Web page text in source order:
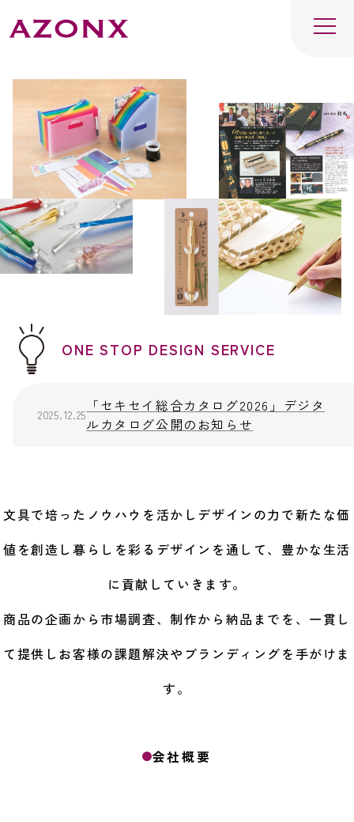
ONE STOP DESIGN SERVICE
2025.12.25 「セキセイ総合カタログ2026」デジタ
ルカタログ公開のお知らせ
文具で培ったノウハウを活かしデザインの力で新たな価
値を創造し 暮らしを彩るデザインを通して、豊かな生活
に貢献していきます。
商品の企画から市場調査、制作から納品までを、 一貫し
て提供しお客様の課題解決やブランディングを手がけま
す。
会社概要